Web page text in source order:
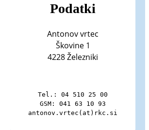
Podatki
Antonov vrtec
Škovine 1
4228 Železniki
Tel.: 04 510 25 00
GSM: 041 63 10 93
antonov.vrtec(at)rkc.si